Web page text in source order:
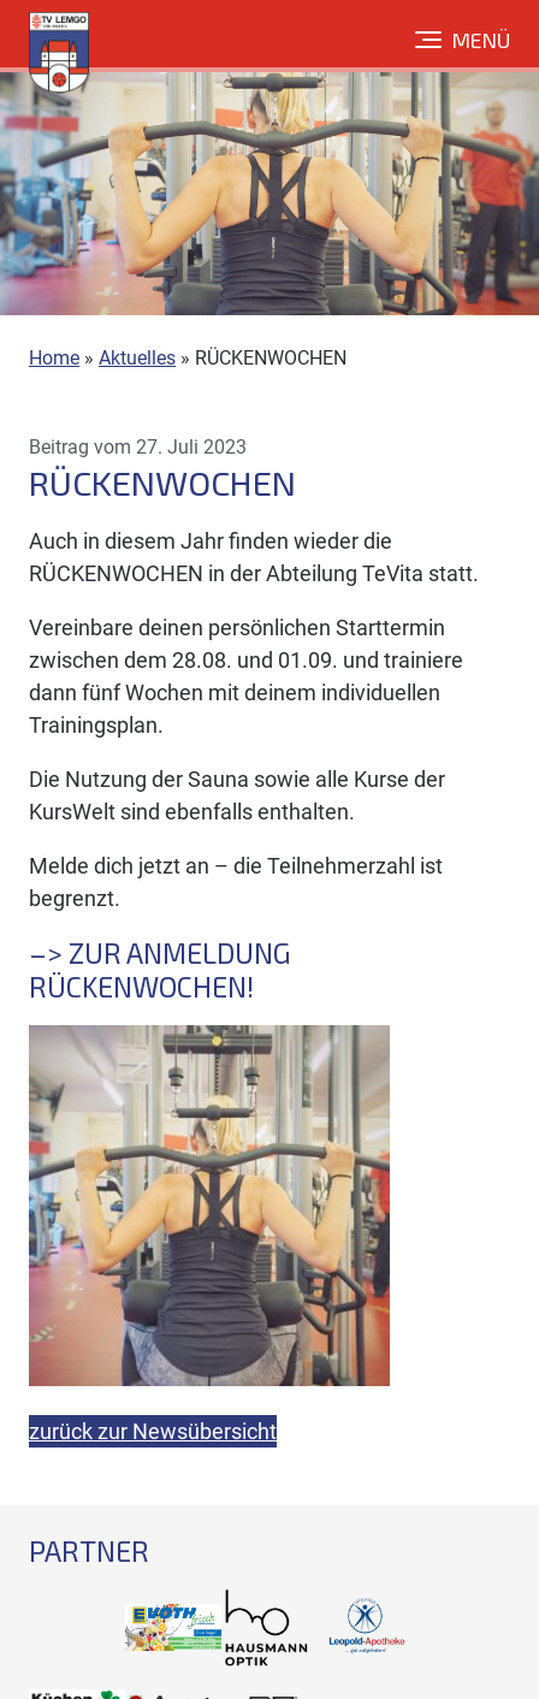
Direkt
zum
Inhalt
MENÜ
Home » Aktuelles » RÜCKENWOCHEN
Beitrag vom 27. Juli 2023
RÜCKENWOCHEN
Auch in diesem Jahr finden wieder die
RÜCKENWOCHEN in der Abteilung TeVita statt.
Vereinbare deinen persönlichen Starttermin
zwischen dem 28.08. und 01.09. und trainiere
dann fünf Wochen mit deinem individuellen
Trainingsplan.
Die Nutzung der Sauna sowie alle Kurse der
KursWelt sind ebenfalls enthalten.
Melde dich jetzt an – die Teilnehmerzahl ist
begrenzt.
–> ZUR ANMELDUNG
RÜCKENWOCHEN!
zurück zur Newsübersicht
PARTNER